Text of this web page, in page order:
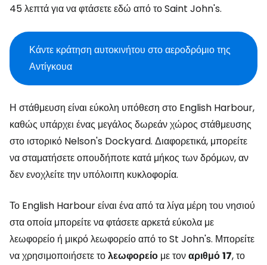
45 λεπτά για να φτάσετε εδώ από το Saint John's.
Κάντε κράτηση αυτοκινήτου στο αεροδρόμιο της
Αντίγκουα
Η στάθμευση είναι εύκολη υπόθεση στο English Harbour,
καθώς υπάρχει ένας μεγάλος δωρεάν χώρος στάθμευσης
στο ιστορικό Nelson's Dockyard. Διαφορετικά, μπορείτε
να σταματήσετε οπουδήποτε κατά μήκος των δρόμων, αν
δεν ενοχλείτε την υπόλοιπη κυκλοφορία.
Το English Harbour είναι ένα από τα λίγα μέρη του νησιού
στα οποία μπορείτε να φτάσετε αρκετά εύκολα με
λεωφορείο ή μικρό λεωφορείο από το St John's. Μπορείτε
να χρησιμοποιήσετε τολεωφορείο με τοναριθμό17, το